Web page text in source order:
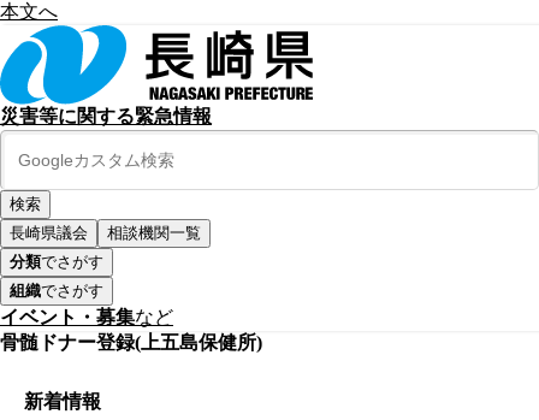
本文へ
災害等に関する緊急情報
長崎県議会
相談機関一覧
分類でさがす
組織でさがす
イベント・募集など
骨髄ドナー登録(上五島保健所)
新着情報